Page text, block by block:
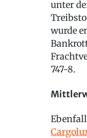
unter
wurde
747-8.